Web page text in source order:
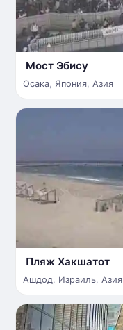
Мост Эбису
Осака, Япония, Азия
Пляж Хакшатот
Ашдод, Израиль, Азия